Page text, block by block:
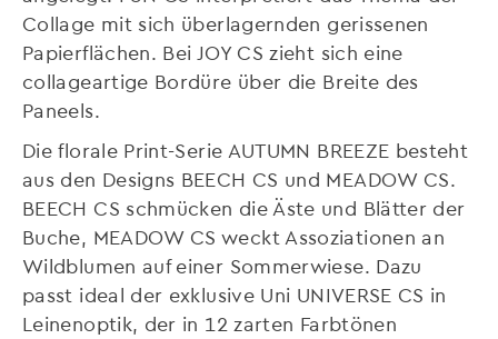
Collage mit sich überlagernden gerissenen
Papierflächen. Bei JOY CS zieht sich eine
collageartige Bordüre über die Breite des
Paneels.
Die florale Print-Serie AUTUMN BREEZE besteht
aus den Designs BEECH CS und MEADOW CS.
BEECH CS schmücken die Äste und Blätter der
Buche, MEADOW CS weckt Assoziationen an
Wildblumen auf einer Sommerwiese. Dazu
passt ideal der exklusive Uni UNIVERSE CS in
Leinenoptik, der in 12 zarten Farbtönen